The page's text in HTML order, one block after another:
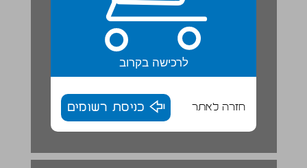
לרכישה בקרוב
חזרה לאתר כניסת רשומים